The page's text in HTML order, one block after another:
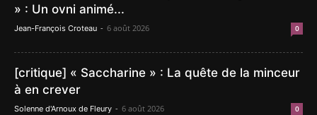
» : Un ovni animé...
Jean-François Croteau - 6 août 2026 0
[critique] « Saccharine » : La quête de la minceur
à en crever
Solenne d'Arnoux de Fleury - 6 août 2026 0